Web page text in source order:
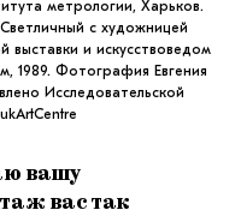
метрологии, Харьков.
с художницей
выставки и искусствоведом
1989. Фотография Евгения
Исследовательской
вашу
вас так